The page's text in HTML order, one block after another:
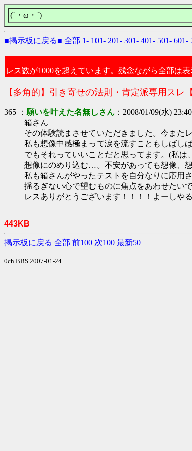
(´・ω・`)
■掲示板に戻る■ 全部 1- 101- 201- 301- 401- 501- 601-
レス数が1000を超えています。残念ながら全部は表
【多角的】引き寄せの法則・肯定派専用スレ
365 ： 願いを叶えた名無しさん ：2008/01/09(水)
箱さん
その体験読まさせていただきました。今また
私も想像中感極まって涙を流すこともしばし
でもそれっていいことだと思ってます。(私は
想像にのめり込む…。不安があっても想像、
私も箱さんがやったテストを自分なりに応用
揺るぎない心で望むものに焦点をあわせたいで
レスありがとうございます！！！！よーしやる
443KB
掲示板に戻る 全部 前100 次100 最新50
0ch BBS 2007-01-24